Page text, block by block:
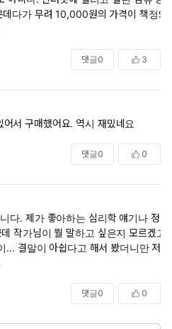
다가 무려 10,000원의 가격이 책정되
댓글0 3
서 구매했어요. 역시 재밌네요
댓글0 0
다. 제가 좋아하는 심리학 얘기나 정신
작가님이 뭘 말하고 싶은지 모르겠고
... 결말이 아쉽다고 해서 봤더니만 저
댓글0 0